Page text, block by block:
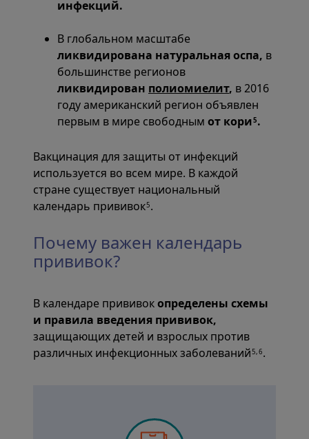
инфекций.
В глобальном масштабе
ликвидирована натуральная оспа, в
большинстве регионов
ликвидирован полиомиелит, в 2016
году американский регион объявлен
первым в мире свободным от кори5.
Вакцинация для защиты от инфекций
используется во всем мире. В каждой
стране существует национальный
календарь прививок5.
Почему важен календарь
прививок?
В календаре прививокопределены схемы
и правила введения прививок,
защищающих детей и взрослых против
различных инфекционных заболеваний5,6.